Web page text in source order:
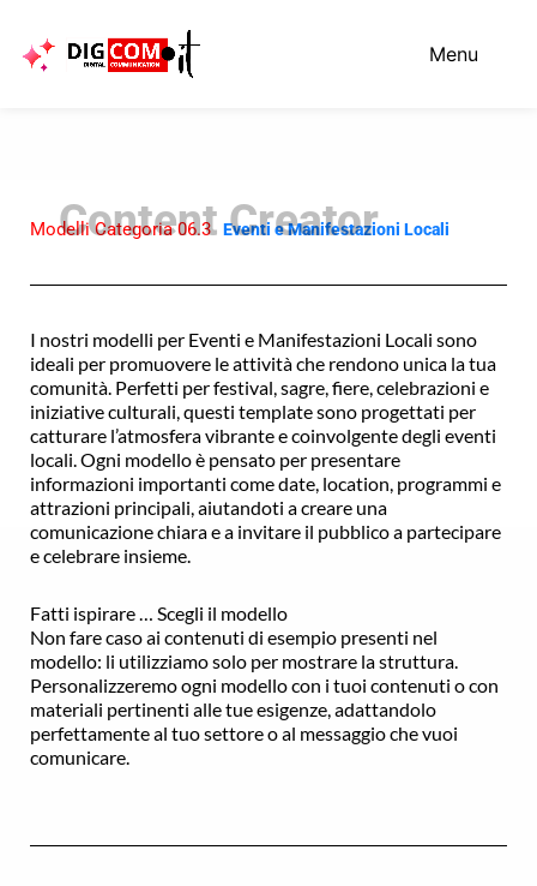
contenuto
Menu
Modelli Categoria 06.3 Eventi e Manifestazioni Locali
I nostri modelli per Eventi e Manifestazioni Locali sono
ideali per promuovere le attività che rendono unica la tua
comunità. Perfetti per festival, sagre, fiere, celebrazioni e
iniziative culturali, questi template sono progettati per
catturare l’atmosfera vibrante e coinvolgente degli eventi
locali. Ogni modello è pensato per presentare
informazioni importanti come date, location, programmi e
attrazioni principali, aiutandoti a creare una
comunicazione chiara e a invitare il pubblico a partecipare
e celebrare insieme.
Fatti ispirare … Scegli il modello
Non fare caso ai contenuti di esempio presenti nel
modello: li utilizziamo solo per mostrare la struttura.
Personalizzeremo ogni modello con i tuoi contenuti o con
materiali pertinenti alle tue esigenze, adattandolo
perfettamente al tuo settore o al messaggio che vuoi
comunicare.